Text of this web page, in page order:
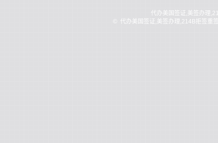
代办美国签证,美签办理
代办美国签证,美签办理,214B拒签重